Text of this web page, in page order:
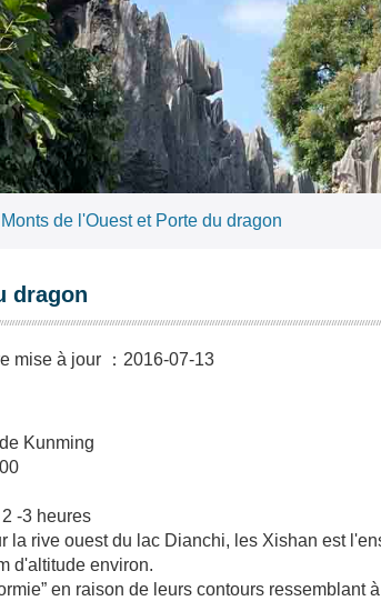
de l'Ouest et Porte du dragon
dragon
mise à jour ：2016-07-13
Kunming
2 -3 heures
la rive ouest du lac Dianchi, les Xishan est
d'altitude environ.
en raison de leurs contours ressemblant